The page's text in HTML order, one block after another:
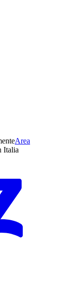
Area
Italia